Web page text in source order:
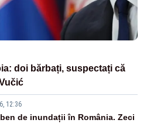
doi bărbați, suspectați că
12:36
de inundații în România. Zeci